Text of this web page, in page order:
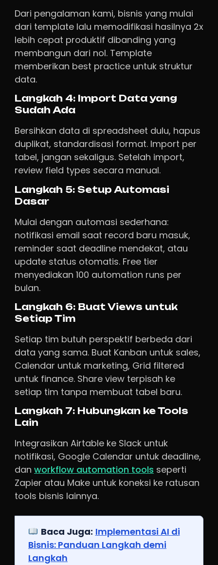
Dari pengalaman kami, bisnis yang mulai
dari template lalu memodifikasi hasilnya 2x
lebih cepat produktif dibanding yang
membangun dari nol. Template
memberikan best practice untuk struktur
data.
Langkah 4: Import Data yang
Sudah Ada
Bersihkan data di spreadsheet dulu, hapus
duplikat, standardisasi format. Import per
tabel, jangan sekaligus. Setelah import,
review field types secara manual.
Langkah 5: Setup Automasi
Dasar
Mulai dengan automasi sederhana:
notifikasi email saat record baru masuk,
reminder saat deadline mendekat, atau
update status otomatis. Free tier
menyediakan 100 automation runs per
bulan.
Langkah 6: Buat Views untuk
Setiap Tim
Setiap tim butuh perspektif berbeda dari
data yang sama. Buat Kanban untuk sales,
Calendar untuk marketing, Grid filtered
untuk finance. Share view terpisah ke
setiap tim tanpa membuat tabel baru.
Langkah 7: Hubungkan ke Tools
Lain
Integrasikan Airtable ke Slack untuk
notifikasi, Google Calendar untuk deadline,
dan workflow automation tools seperti
Zapier atau Make untuk koneksi ke ratusan
tools bisnis lainnya.
Baca Juga: Implementasi AI di
Bisnis: Panduan Langkah demi
Langkah